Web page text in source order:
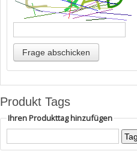
Produkt Tags
Ihren Produkttag hinzufügen